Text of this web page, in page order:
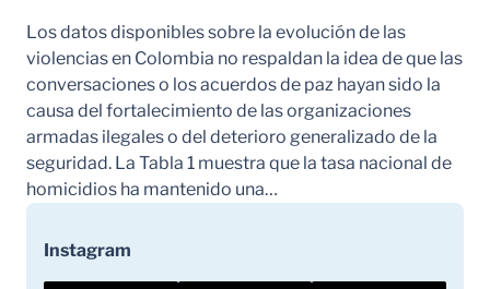
Los datos disponibles sobre la evolución de las
violencias en Colombia no respaldan la idea de que las
conversaciones o los acuerdos de paz hayan sido la
causa del fortalecimiento de las organizaciones
armadas ilegales o del deterioro generalizado de la
seguridad. La Tabla 1 muestra que la tasa nacional de
homicidios ha mantenido una…
Instagram